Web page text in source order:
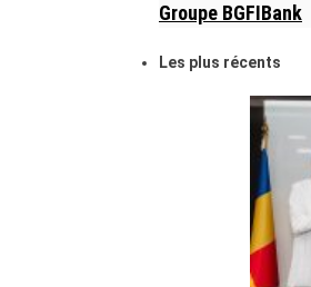
Groupe BGFIBank
Les plus récents